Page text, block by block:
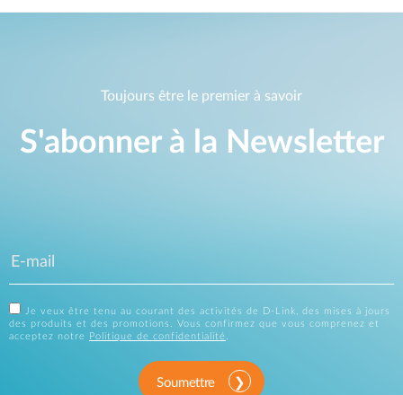
Toujours être le premier à savoir
S'abonner à la Newsletter
Je veux être tenu au courant des activités de D-Link, des mises à jours
des produits et des promotions. Vous confirmez que vous comprenez et
acceptez notre
Politique de confidentialité
Soumettre